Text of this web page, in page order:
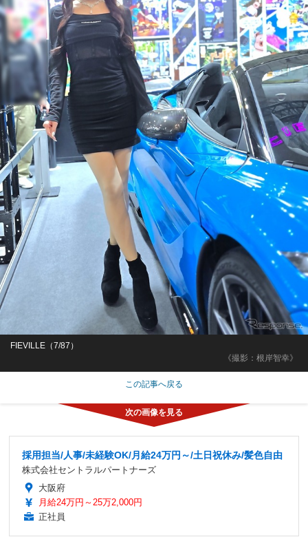
《撮影：根岸智幸》
FIEVILLE（7/87）
この記事へ戻る
採用担当/人事/未経験OK/月給24万円～/土日祝休み/髪色自由
株式会社セントラルパートナーズ
大阪府
月給24万円～25万2,000円
正社員